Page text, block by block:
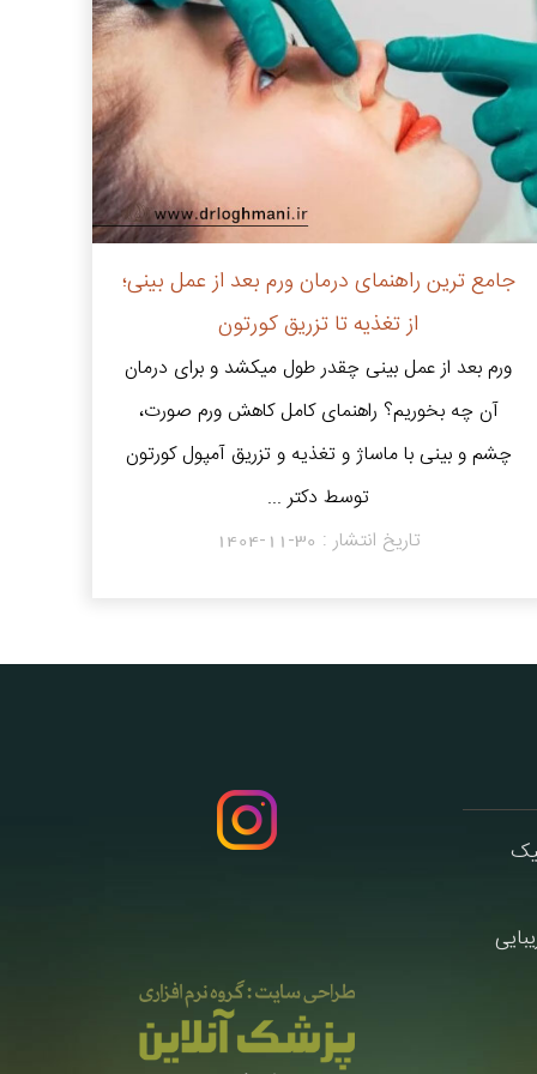
جامع ترین راهنمای درمان ورم بعد از عمل بینی؛
از تغذیه تا تزریق کورتون
ورم بعد از عمل بینی چقدر طول میکشد و برای درمان
آن چه بخوریم؟ راهنمای کامل کاهش ورم صورت،
چشم و بینی با ماساژ و تغذیه و تزریق آمپول کورتون
توسط دکتر ...
تاریخ انتشار : 1404-11-30